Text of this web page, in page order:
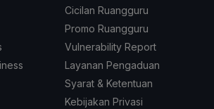
Cicilan Ruangguru
Promo Ruangguru
Vulnerability Report
Layanan Pengaduan
Syarat & Ketentuan
Kebijakan Privasi